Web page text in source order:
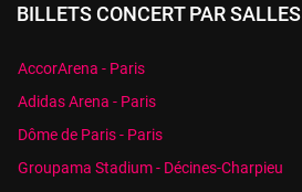
BILLETS CONCERT PAR SALLES
AccorArena - Paris
Adidas Arena - Paris
Dôme de Paris - Paris
Groupama Stadium - Décines-Charpieu